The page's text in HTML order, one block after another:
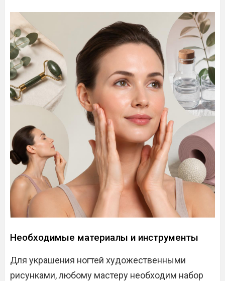
Необходимые материалы и инструменты
Для украшения ногтей художественными
рисунками, любому мастеру необходим набор